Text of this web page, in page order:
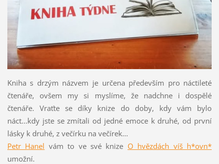
Kniha s drzým názvem je určena především pro náctileté
čtenáře, ovšem my si myslíme, že nadchne i dospělé
čtenáře. Vraťte se díky knize do doby, kdy vám bylo
náct...kdy jste se zmítali od jedné emoce k druhé, od první
lásky k druhé, z večírku na večírek...
Petr Hanel vám to ve své knize O hvězdách víš h*ovn*
umožní.